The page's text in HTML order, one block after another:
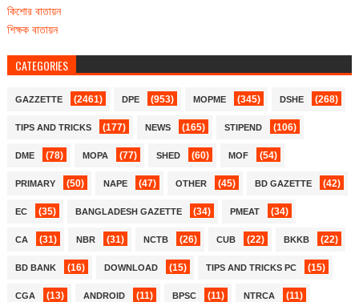
কিশোর বাতায়ন
শিক্ষক বাতায়ন
CATEGORIES
GAZZETTE (2461) DPE (953) MOPME (345) DSHE (268)
TIPS AND TRICKS (177) NEWS (165) STIPEND (106)
DME (78) MOPA (77) SHED (60) MOF (54)
PRIMARY (50) NAPE (47) OTHER (45) BD GAZETTE (42)
EC (35) BANGLADESH GAZETTE (34) PMEAT (34)
CA (31) NBR (31) NCTB (26) CUB (22) BKKB (22)
BD BANK (16) DOWNLOAD (15) TIPS AND TRICKS PC (15)
CGA (13) ANDROID (11) BPSC (11) NTRCA (11)